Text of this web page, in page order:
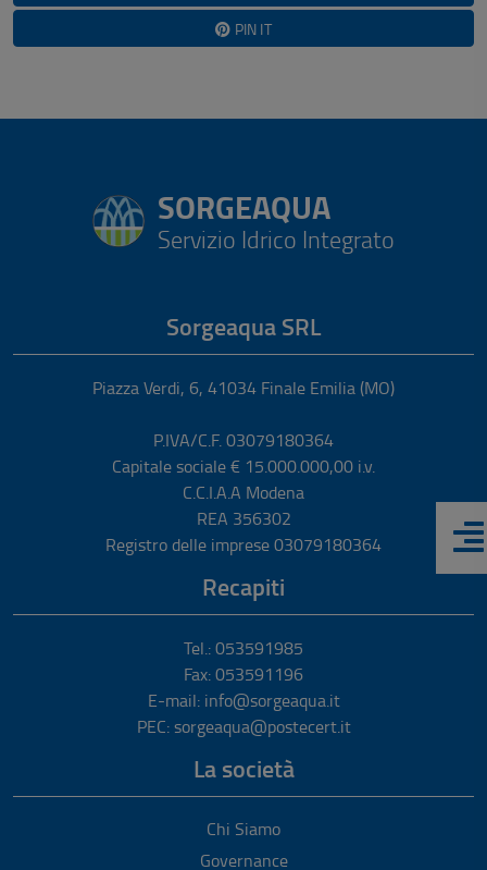
PIN IT
SORGEAQUA
Servizio Idrico Integrato
Sorgeaqua SRL
Piazza Verdi, 6, 41034 Finale Emilia (MO)
P.IVA/C.F. 03079180364
Capitale sociale € 15.000.000,00 i.v.
C.C.I.A.A Modena
REA 356302
Registro delle imprese 03079180364
Recapiti
Tel.: 053591985
Fax: 053591196
E-mail: info@sorgeaqua.it
PEC: sorgeaqua@postecert.it
La società
Chi Siamo
Governance